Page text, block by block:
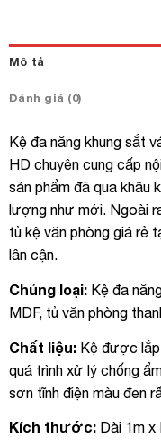
Mô tả
Đánh giá (0)
Kệ đa năng khung sắt
HD chuyên cung cấp
sản phẩm đã qua khâu
lượng như mới. Ngoài
tủ kệ văn phòng giá rẻ
lân cận.
Chủng loại: Kệ đa
MDF, tủ văn phòng
Chất liệu: Kệ được
quá trình xử lý chống
sơn tĩnh điện màu đen
Kích thước: Dài 1m x